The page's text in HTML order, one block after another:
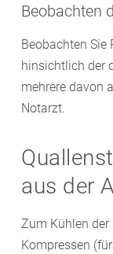
Beobachten
Beobachten
hinsichtlich der
mehrere davon
Notarzt.
aus der
Zum Kühlen der
Kompressen